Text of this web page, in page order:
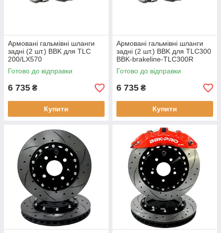
Армовані гальмівні шланги
задні (2 шт.) BBK для TLC
200/LX570
Готово до відправки
6 735 ₴
Купити
Армовані гальмівні шланги
задні (2 шт.) BBK для TLC300
BBK-brakeline-TLC300R
Готово до відправки
6 735 ₴
Купити